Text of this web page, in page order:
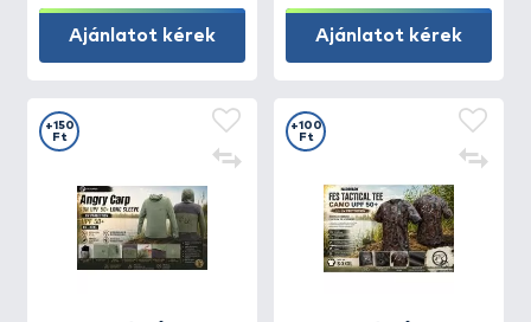
Ajánlatot kérek Ajánlatot kérek
+150
Ft
+100
Ft